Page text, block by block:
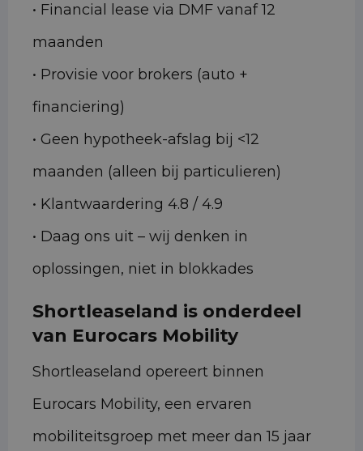
• Financial lease via DMF vanaf 12
maanden
• Provisie voor brokers (auto +
financiering)
• Geen hypotheek-afslag bij <12
maanden (alleen bij particulieren)
• Klantwaardering 4.8 / 4.9
• Daag ons uit – wij denken in
oplossingen, niet in blokkades
Shortleaseland is onderdeel
van Eurocars Mobility
Shortleaseland opereert binnen
Eurocars Mobility, een ervaren
mobiliteitsgroep met meer dan 15 jaar